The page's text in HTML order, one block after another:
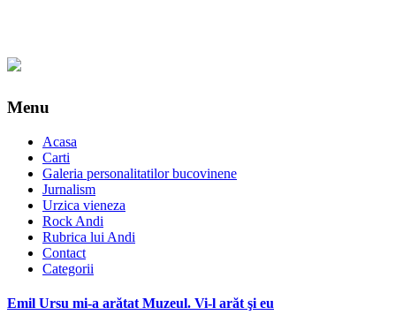
Menu
Acasa
Carti
Galeria personalitatilor bucovinene
Jurnalism
Urzica vieneza
Rock Andi
Rubrica lui Andi
Contact
Categorii
Emil Ursu mi-a arătat Muzeul. Vi-l arăt şi eu